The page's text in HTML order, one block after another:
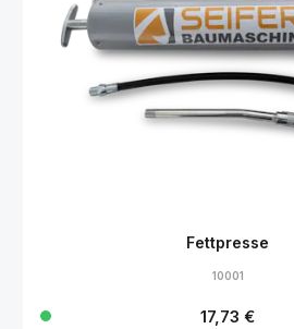
Fettpresse
10001
Regulärer Preis:
17,73 €